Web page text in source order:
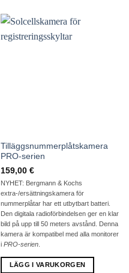
Tilläggsnummerplåtskamera
PRO-serien
159,00 €
NYHET: Bergmann & Kochs
extra-/ersättningskamera för
nummerplåtar har ett utbytbart batteri.
Den digitala radioförbindelsen ger en klar
bild på upp till 50 meters avstånd. Denna
kamera är kompatibel med alla monitorer
i PRO-serien.
LÄGG I VARUKORGEN